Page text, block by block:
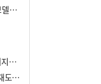
산소호흡기 단 홈플러스, ‘트레이더 조’ 모델로 살아날까
홈플, 2000억 원 자금 마련…회생절차 폐지에 즉시항고(종합)
홈플러스, 법원에 즉시항고…기업회생 ‘재도전’